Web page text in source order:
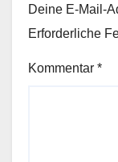
Deine E-Mail-
Erforderliche
Kommentar *